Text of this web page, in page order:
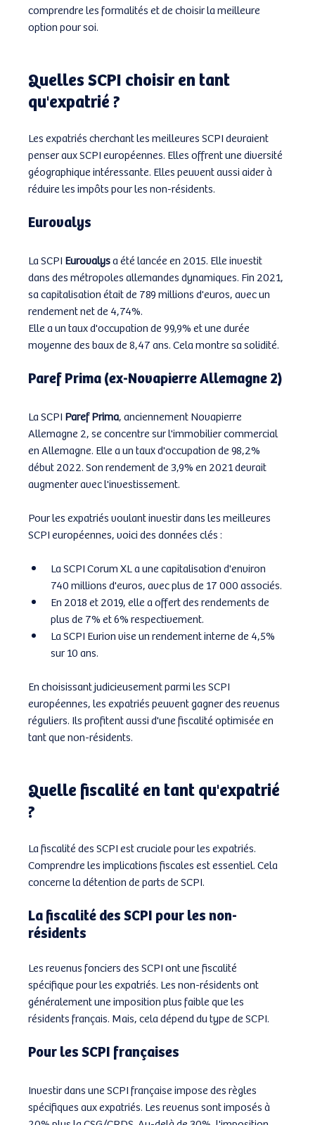
comprendre les formalités et de choisir la meilleure
option pour soi.
Quelles SCPI choisir en tant
qu'expatrié ?
Les expatriés cherchant les meilleures SCPI devraient
penser aux SCPI européennes. Elles offrent une diversité
géographique intéressante. Elles peuvent aussi aider à
réduire les impôts pour les non-résidents.
Eurovalys
La SCPI Eurovalys a été lancée en 2015. Elle investit
dans des métropoles allemandes dynamiques. Fin 2021,
sa capitalisation était de 789 millions d'euros, avec un
rendement net de 4,74%.
Elle a un taux d'occupation de 99,9% et une durée
moyenne des baux de 8,47 ans. Cela montre sa solidité.
Paref Prima (ex-Novapierre Allemagne 2)
La SCPI Paref Prima, anciennement Novapierre
Allemagne 2, se concentre sur l'immobilier commercial
en Allemagne. Elle a un taux d'occupation de 98,2%
début 2022. Son rendement de 3,9% en 2021 devrait
augmenter avec l'investissement.
Pour les expatriés voulant investir dans les meilleures
SCPI européennes, voici des données clés :
La SCPI Corum XL a une capitalisation d'environ
740 millions d'euros, avec plus de 17 000 associés.
En 2018 et 2019, elle a offert des rendements de
plus de 7% et 6% respectivement.
La SCPI Eurion vise un rendement interne de 4,5%
sur 10 ans.
En choisissant judicieusement parmi les SCPI
européennes, les expatriés peuvent gagner des revenus
réguliers. Ils profitent aussi d'une fiscalité optimisée en
tant que non-résidents.
Quelle fiscalité en tant qu'expatrié
?
La fiscalité des SCPI est cruciale pour les expatriés.
Comprendre les implications fiscales est essentiel. Cela
concerne la détention de parts de SCPI.
La fiscalité des SCPI pour les non-
résidents
Les revenus fonciers des SCPI ont une fiscalité
spécifique pour les expatriés. Les non-résidents ont
généralement une imposition plus faible que les
résidents français. Mais, cela dépend du type de SCPI.
Pour les SCPI françaises
Investir dans une SCPI française impose des règles
spécifiques aux expatriés. Les revenus sont imposés à